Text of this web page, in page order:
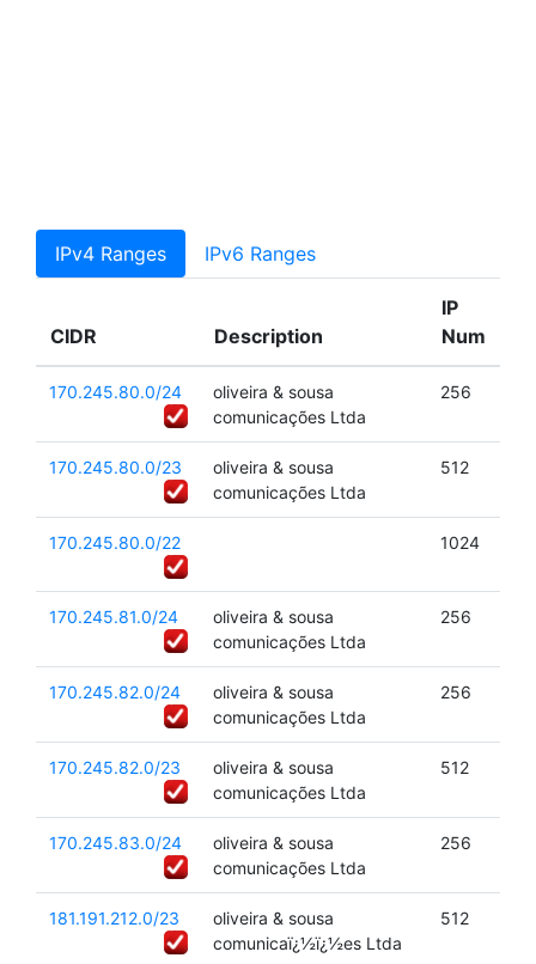
IPv4 Ranges IPv6 Ranges
CIDR Description
IP
Num
170.245.80.0/24
oliveira & sousa
comunicações Ltda
256
170.245.80.0/23
oliveira & sousa
comunicações Ltda
512
170.245.80.0/22 1024
170.245.81.0/24
oliveira & sousa
comunicações Ltda
256
170.245.82.0/24
oliveira & sousa
comunicações Ltda
256
170.245.82.0/23
oliveira & sousa
comunicações Ltda
512
170.245.83.0/24
oliveira & sousa
comunicações Ltda
256
181.191.212.0/23
oliveira & sousa
comunicaï¿½ï¿½es Ltda
512